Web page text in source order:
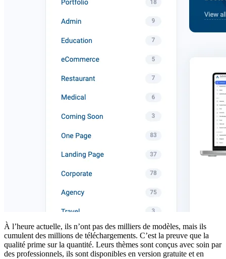
À l’heure actuelle, ils n’ont pas des milliers de modèles, mais ils
cumulent des millions de téléchargements. C’est la preuve que la
qualité prime sur la quantité. Leurs thèmes sont conçus avec soin par
des professionnels, ils sont disponibles en version gratuite et en